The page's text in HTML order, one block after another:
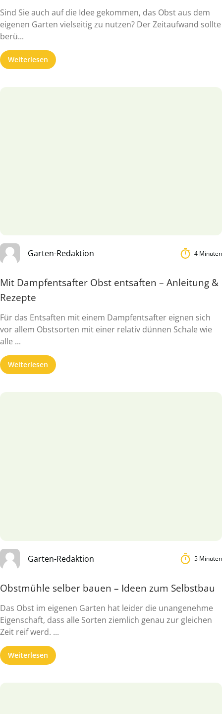
Sind Sie auch auf die Idee gekommen, das Obst aus dem
eigenen Garten vielseitig zu nutzen? Der Zeitaufwand sollte
berü...
Weiterlesen
Garten-Redaktion 4 Minuten
Mit Dampfentsafter Obst entsaften – Anleitung &
Rezepte
Für das Entsaften mit einem Dampfentsafter eignen sich
vor allem Obstsorten mit einer relativ dünnen Schale wie
alle ...
Weiterlesen
Garten-Redaktion 5 Minuten
Obstmühle selber bauen – Ideen zum Selbstbau
Das Obst im eigenen Garten hat leider die unangenehme
Eigenschaft, dass alle Sorten ziemlich genau zur gleichen
Zeit reif werd. ...
Weiterlesen